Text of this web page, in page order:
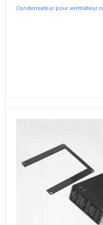
Condensateur pour ventilateur